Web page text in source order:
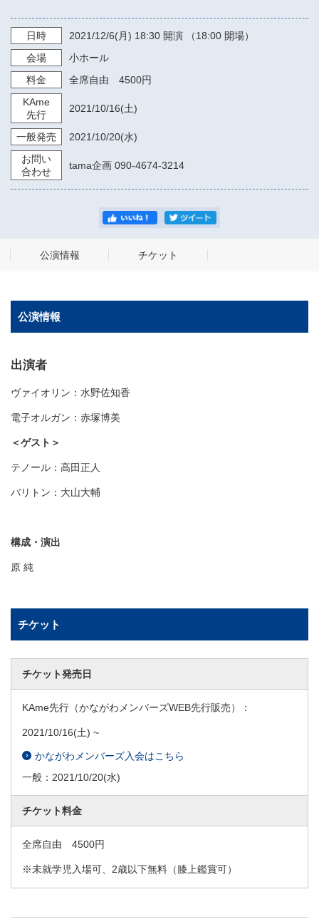
日時 2021/12/6(月) 18:30 開演 （18:00 開場）
会場
小ホール
料金
全席自由 4500円
KAme
先行
2021/10/16(土)
一般発売 2021/10/20(水)
お問い
合わせ
tama企画 090-4674-3214
公演情報 チケット
公演情報
出演者
ヴァイオリン：水野佐知香
電子オルガン：赤塚博美
＜ゲスト＞
テノール：高田正人
バリトン：大山大輔
構成・演出
原 純
チケット
チケット発売日
KAme先行（かながわメンバーズWEB先行販売）：
2021/10/16(土) ~
かながわメンバーズ入会はこちら
一般： 2021/10/20(水)
チケット料金
全席自由 4500円
※未就学児入場可、2歳以下無料（膝上鑑賞可）